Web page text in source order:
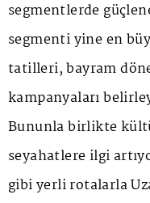
segmentlerde
segmenti yine en
tatilleri, bayram
kampanyaları
Bununla birlikte
seyahatlere ilgi
gibi yerli rotalarla